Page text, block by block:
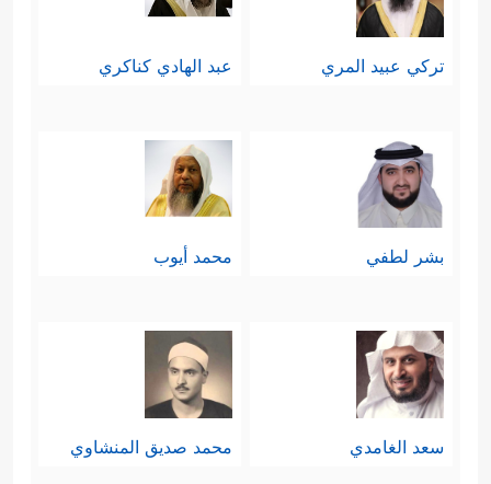
تركي عبيد المري عبد الهادي كناكري
بشر لطفي محمد أيوب
سعد الغامدي محمد صديق المنشاوي